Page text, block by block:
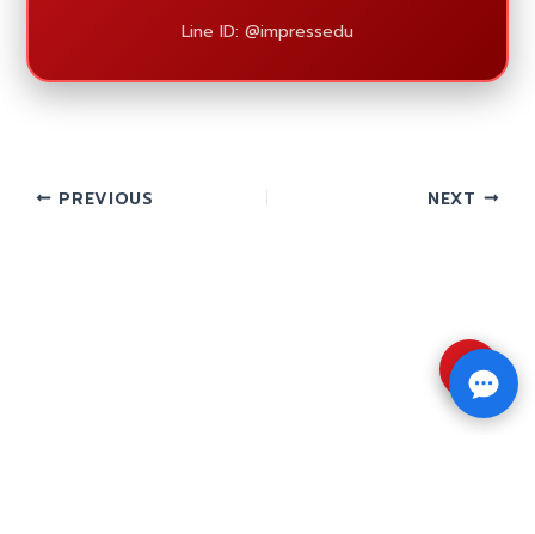
Line ID: @impressedu
PREVIOUS NEXT
⇧